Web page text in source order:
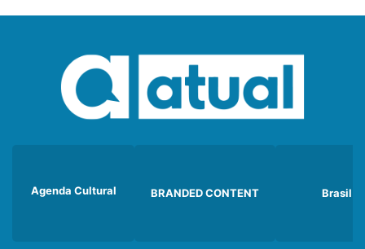
Agenda Cultural BRANDED CONTENT Brasil